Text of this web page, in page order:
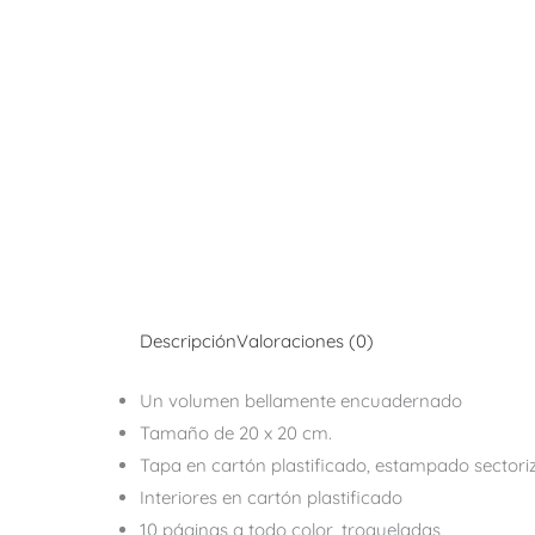
DescripciónValoraciones (0)
Un volumen bellamente encuadernado
Tamaño de 20 x 20 cm.
Tapa en cartón plastificado, estampado
Interiores en cartón plastificado
10 páginas a todo color, troqueladas